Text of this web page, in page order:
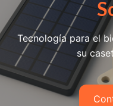
Tecnología para el
su
¡Hola! Soy
Selecciona uno
duda:
Web Apps